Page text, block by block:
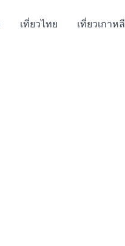
เที่ยวไทย เที่ยวเกาหลี